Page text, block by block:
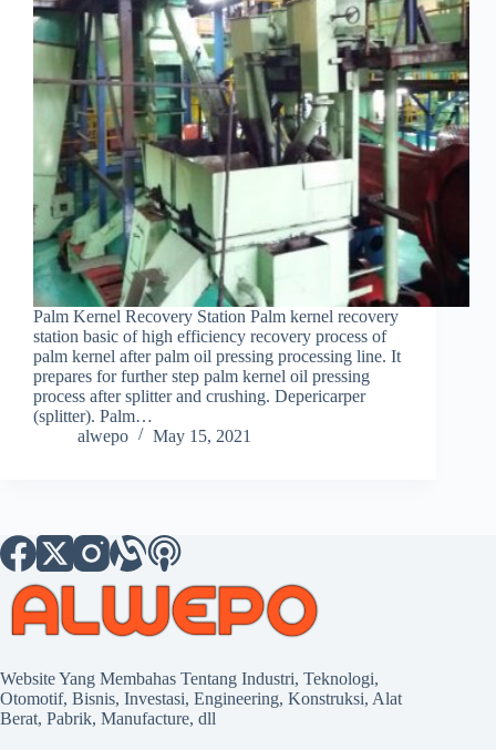
Palm Kernel Recovery Station Palm kernel recovery
station basic of high efficiency recovery process of
palm kernel after palm oil pressing processing line. It
prepares for further step palm kernel oil pressing
process after splitter and crushing. Depericarper
(splitter). Palm…
alwepo
May 15, 2021
Website Yang Membahas Tentang Industri, Teknologi,
Otomotif, Bisnis, Investasi, Engineering, Konstruksi, Alat
Berat, Pabrik, Manufacture, dll